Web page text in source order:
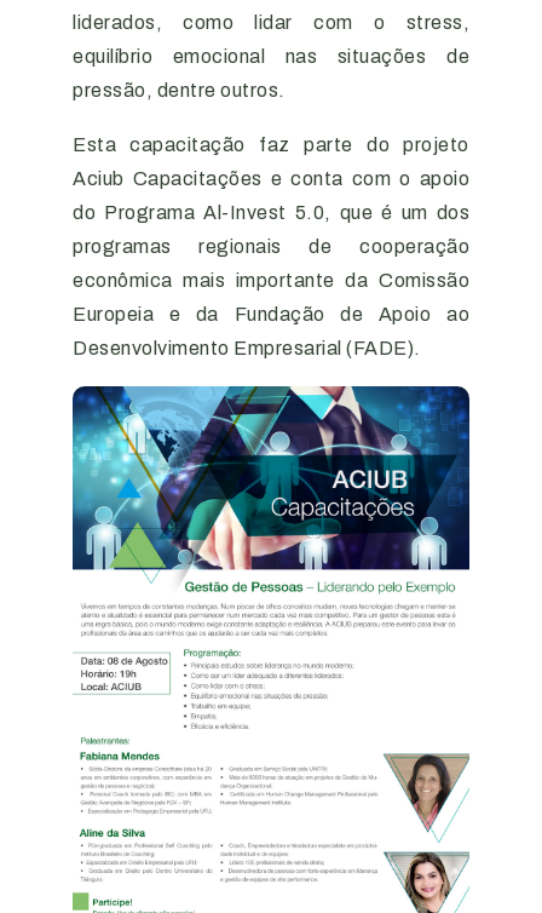
liderados, como lidar com o stress,
equilíbrio emocional nas situações de
pressão, dentre outros.
Esta capacitação faz parte do projeto
Aciub Capacitações e conta com o apoio
do Programa Al-Invest 5.0, que é um dos
programas regionais de cooperação
econômica mais importante da Comissão
Europeia e da Fundação de Apoio ao
Desenvolvimento Empresarial (FADE).